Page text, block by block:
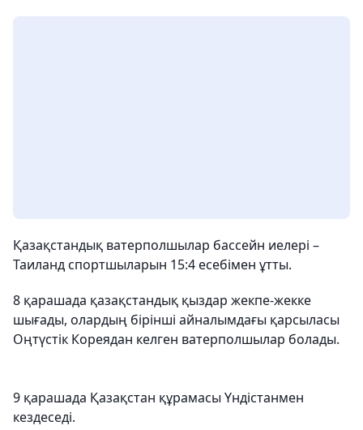
Қазақстандық ватерполшылар бассейн иелері –
Таиланд спортшыларын 15:4 есебімен ұтты.
8 қарашада қазақстандық қыздар жекпе-жекке
шығады, олардың бірінші айналымдағы қарсыласы
Оңтүстік Кореядан келген ватерполшылар болады.
9 қарашада Қазақстан құрамасы Үндістанмен
кездеседі.